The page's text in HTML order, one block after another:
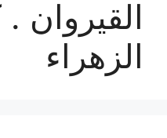
القيروان
الزهراء